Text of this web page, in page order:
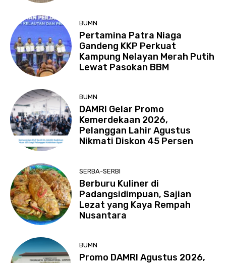
BUMN
Pertamina Patra Niaga
Gandeng KKP Perkuat
Kampung Nelayan Merah Putih
Lewat Pasokan BBM
BUMN
DAMRI Gelar Promo
Kemerdekaan 2026,
Pelanggan Lahir Agustus
Nikmati Diskon 45 Persen
SERBA-SERBI
Berburu Kuliner di
Padangsidimpuan, Sajian
Lezat yang Kaya Rempah
Nusantara
BUMN
Promo DAMRI Agustus 2026,